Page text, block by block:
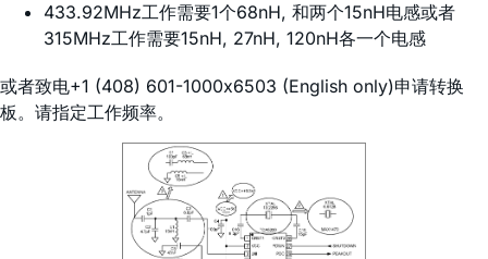
433.92MHz工作需要1个68nH, 和两个15nH电感或者
315MHz工作需要15nH, 27nH, 120nH各一个电感
或者致电+1 (408) 601-1000x6503 (English only)申请转换
板。请指定工作频率。